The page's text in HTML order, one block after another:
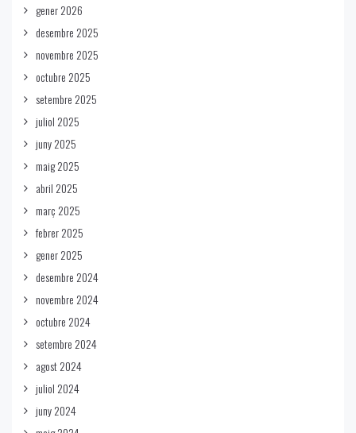
gener 2026
desembre 2025
novembre 2025
octubre 2025
setembre 2025
juliol 2025
juny 2025
maig 2025
abril 2025
març 2025
febrer 2025
gener 2025
desembre 2024
novembre 2024
octubre 2024
setembre 2024
agost 2024
juliol 2024
juny 2024